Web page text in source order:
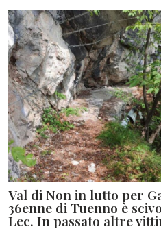
Val di Non in lutto per
36enne di Tuenno è
Lec. In passato altre